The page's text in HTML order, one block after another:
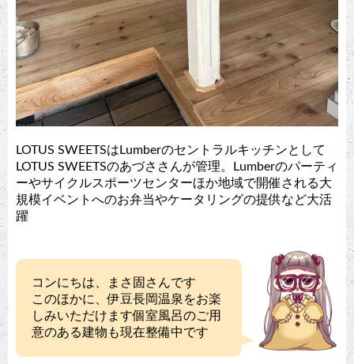
LOTUS SWEETSはLumberのセントラルキッチンとして
LOTUS SWEETSのあづささんが管理。Lumberのパーティ
ーやサイクルスポーツセンターほか地域で開催される大
規模イベントへのお弁当やケータリングの提供など大活
躍
コンにちは、まさ固さんです
このほかに、伊豆長岡温泉をお楽
しみいただけます個室風呂のご用
意のある建物も現在整備中です